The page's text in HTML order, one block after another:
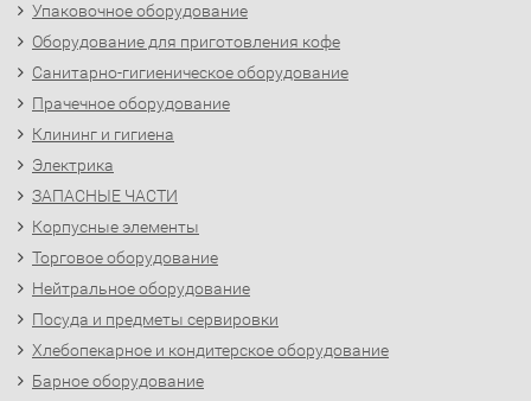
Упаковочное оборудование
Оборудование для приготовления кофе
Санитарно-гигиеническое оборудование
Прачечное оборудование
Клининг и гигиена
Электрика
ЗАПАСНЫЕ ЧАСТИ
Корпусные элементы
Торговое оборудование
Нейтральное оборудование
Посуда и предметы сервировки
Хлебопекарное и кондитерское оборудование
Барное оборудование